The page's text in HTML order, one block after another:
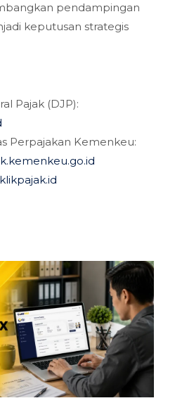
pendampingan
keputusan strategis
Pajak (DJP):
Perpajakan Kemenkeu: